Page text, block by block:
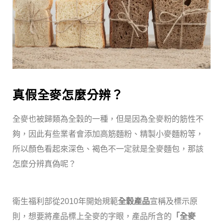
真假全麥怎麼分辨？
全麥也被歸類為全穀的一種，但是因為全麥粉的筋性不
夠，因此有些業者會添加高筋麵粉、精製小麥麵粉等，
所以顏色看起來深色、褐色不一定就是全麥麵包，那該
怎麼分辨真偽呢？
衛生福利部從2010年開始規範全穀產品宣稱及標示原
則，想要將產品標上全麥的字眼，產品所含的 「全麥